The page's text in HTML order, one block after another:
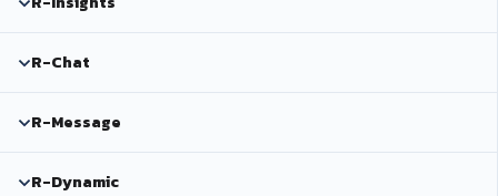
R-Chat
R-Message
R-Dynamic